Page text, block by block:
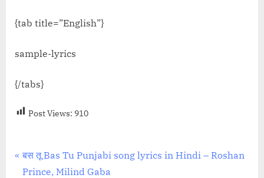
{tab title=”English”}
sample-lyrics
{/tabs}
Post Views: 910
Post
P
r
बस तू Bas Tu Punjabi song lyrics in Hindi – Roshan
Prince, Milind Gaba